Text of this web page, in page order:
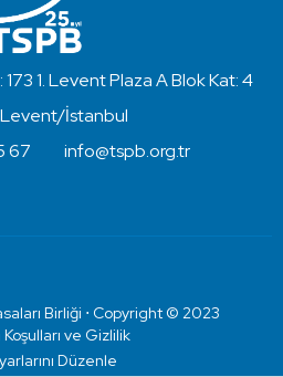
1. Levent Plaza A Blok Kat: 4
İstanbul
67
info@tspb.org.tr
Birliği ⋅ Copyright © 2023
Koşulları ve Gizlilik
Düzenle